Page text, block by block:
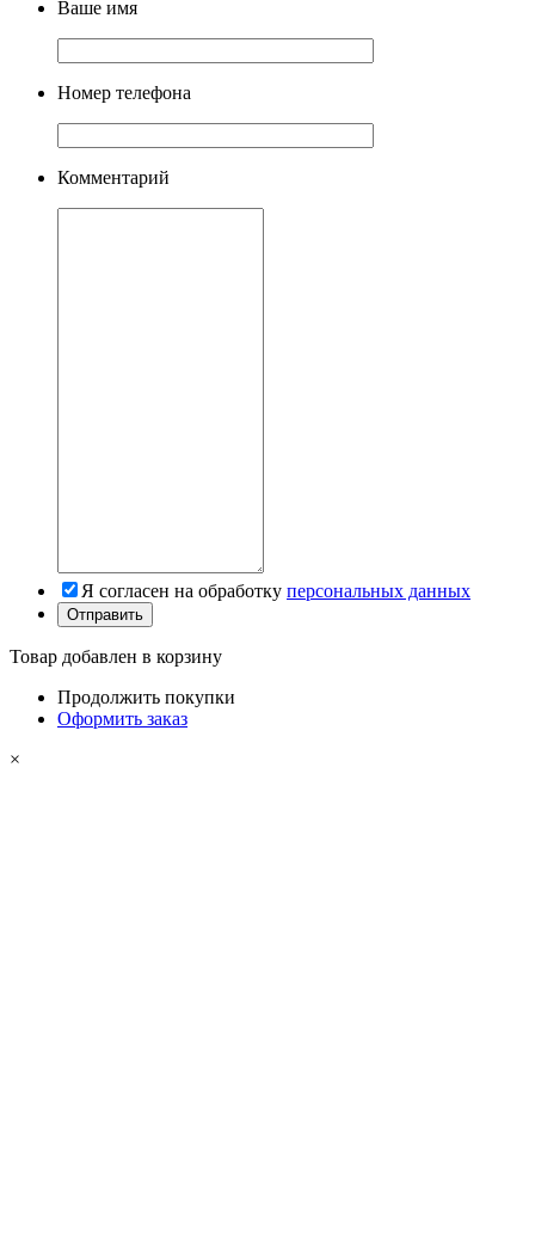
Ваше имя
Номер телефона
Комментарий
Я согласен на обработку персональных данных
Товар добавлен в корзину
Продолжить покупки
Оформить заказ
×